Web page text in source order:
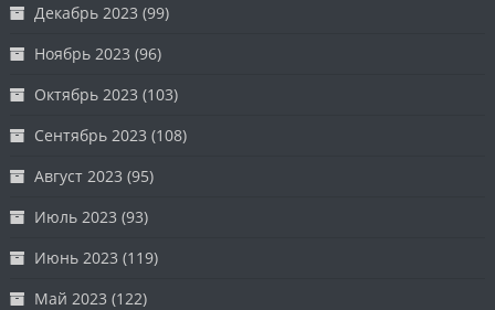
Декабрь 2023 (99)
Ноябрь 2023 (96)
Октябрь 2023 (103)
Сентябрь 2023 (108)
Август 2023 (95)
Июль 2023 (93)
Июнь 2023 (119)
Май 2023 (122)